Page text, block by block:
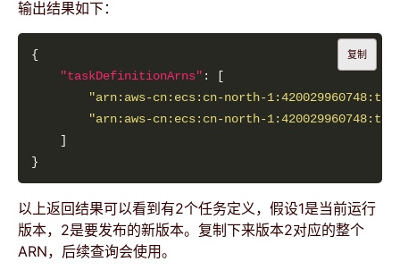
输出结果如下：
"taskDefinitionArns"
"arn:aws-cn:ecs:cn-north-
"arn:aws-cn:ecs:cn-north-
复制
以上返回结果可以看到有2个任务定义，假设1是当前运行
版本，2是要发布的新版本。复制下来版本2对应的整个
ARN，后续查询会使用。